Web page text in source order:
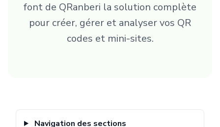
font de QRanberi la solution complète
pour créer, gérer et analyser vos QR
codes et mini-sites.
Navigation des sections